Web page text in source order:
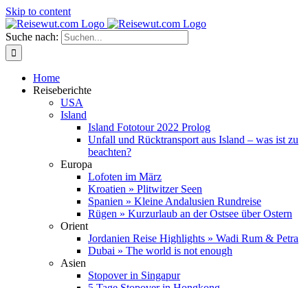
Skip to content
Suche nach:
Home
Reiseberichte
USA
Island
Island Fototour 2022 Prolog
Unfall und Rücktransport aus Island – was ist zu
beachten?
Europa
Lofoten im März
Kroatien » Plitwitzer Seen
Spanien » Kleine Andalusien Rundreise
Rügen » Kurzurlaub an der Ostsee über Ostern
Orient
Jordanien Reise Highlights » Wadi Rum & Petra
Dubai » The world is not enough
Asien
Stopover in Singapur